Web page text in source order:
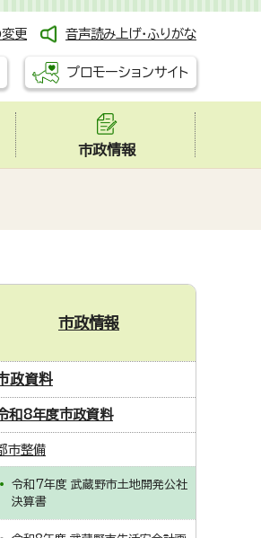
変更 音声読み上げ・ふりがな
プロモーションサイト
市政情報
市政情報
政資料
和8年度市政資料
市整備
令和7年度 武蔵野市土地開発公社
決算書